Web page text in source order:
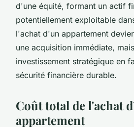
d'une équité, formant un actif
potentiellement exploitable
l'achat d'un appartement
une acquisition immédiate,
investissement stratégique en
sécurité financière durable.
Coût total de l'achat
appartement